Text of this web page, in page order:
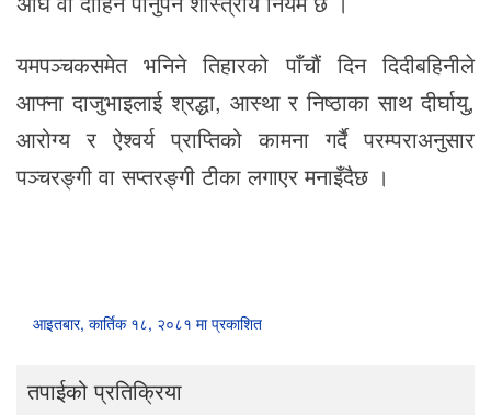
यमपञ्चकसमेत भनिने तिहारको पाँचौं दिन दिदीबहिनीले
आफ्ना दाजुभाइलाई श्रद्धा, आस्था र निष्ठाका साथ दीर्घायु,
आरोग्य र ऐश्वर्य प्राप्तिको कामना गर्दै परम्पराअनुसार
पञ्चरङ्गी वा सप्तरङ्गी टीका लगाएर मनाइँदैछ ।
आइतबार, कार्तिक १८, २०८१ मा प्रकाशित
तपाईको प्रतिक्रिया